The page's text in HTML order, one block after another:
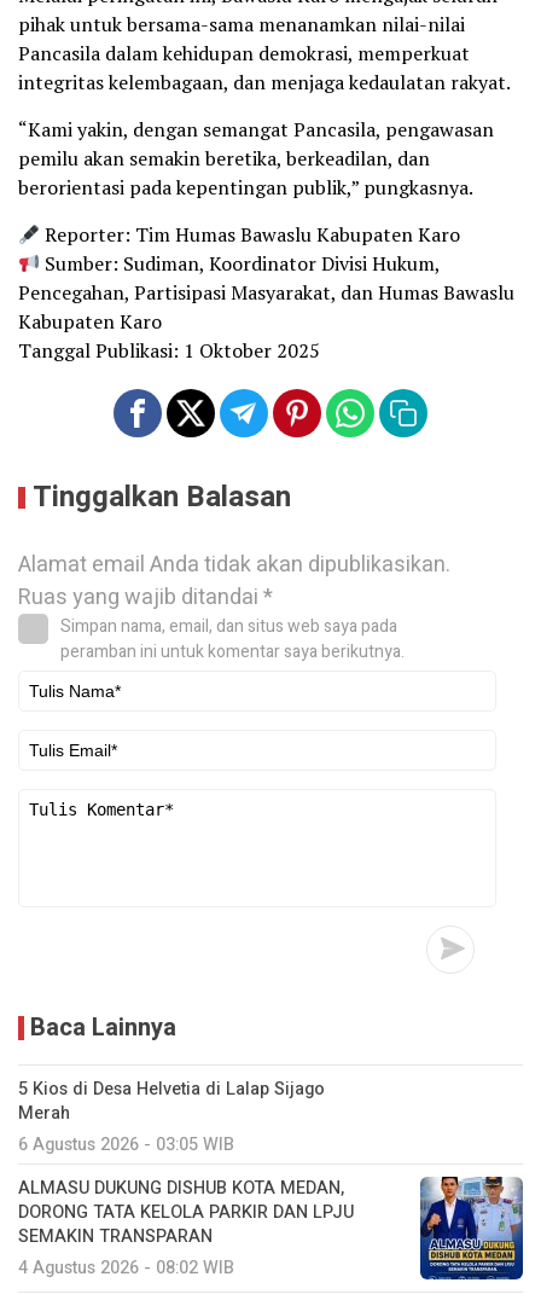
pihak untuk bersama-sama menanamkan nilai-nilai
Pancasila dalam kehidupan demokrasi, memperkuat
integritas kelembagaan, dan menjaga kedaulatan rakyat.
“Kami yakin, dengan semangat Pancasila, pengawasan
pemilu akan semakin beretika, berkeadilan, dan
berorientasi pada kepentingan publik,” pungkasnya.
Reporter: Tim Humas Bawaslu Kabupaten Karo
Sumber: Sudiman, Koordinator Divisi Hukum,
Pencegahan, Partisipasi Masyarakat, dan Humas Bawaslu
Kabupaten Karo
Tanggal Publikasi: 1 Oktober 2025
Tinggalkan Balasan
Alamat email Anda tidak akan dipublikasikan.
Ruas yang wajib ditandai*
Simpan nama, email, dan situs web saya pada
peramban ini untuk komentar saya berikutnya.
Baca Lainnya
5 Kios di Desa Helvetia di Lalap Sijago
Merah
6 Agustus 2026 - 03:05 WIB
ALMASU DUKUNG DISHUB KOTA MEDAN,
DORONG TATA KELOLA PARKIR DAN LPJU
SEMAKIN TRANSPARAN
4 Agustus 2026 - 08:02 WIB